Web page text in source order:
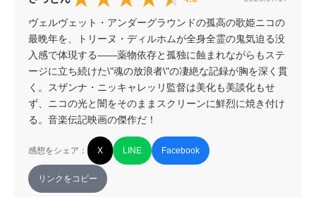
ヴェルヴェット・アンダーグラウンドの孤高の歌姫ニコの
最晩年を、トリーヌ・ディルホムが全身全霊の鬼気迫る没
入感で体現する——薬物依存と孤独に蝕まれながらもステ
ージに立ち続けた\"魂の放浪者\"の凄絶な記録が胸を深く貫
く。スザンナ・ニッキャレッリ監督は美化も美談化もせ
ず、ニコの光と闇をそのままスクリーンに鮮烈に焼き付け
る。音楽伝記映画の傑作だ！
感想をシェア： X LINE Facebook
リンクをコピー